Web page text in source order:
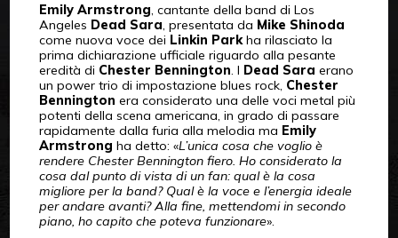
Emily Armstrong, cantante della band di Los
Angeles Dead Sara, presentata da Mike Shinoda
come nuova voce dei Linkin Parkha rilasciato la
prima dichiarazione ufficiale riguardo alla pesante
eredità di Chester Bennington. I Dead Sara erano
un power trio di impostazione blues rock, Chester
Bennington era considerato una delle voci metal più
potenti della scena americana, in grado di passare
rapidamente dalla furia alla melodia ma Emily
Armstrong ha detto: «L’unica cosa che voglio è
rendere Chester Bennington fiero. Ho considerato la
cosa dal punto di vista di un fan: qual è la cosa
migliore per la band? Qual è la voce e l’energia ideale
per andare avanti? Alla fine, mettendomi in secondo
piano, ho capito che poteva funzionare».